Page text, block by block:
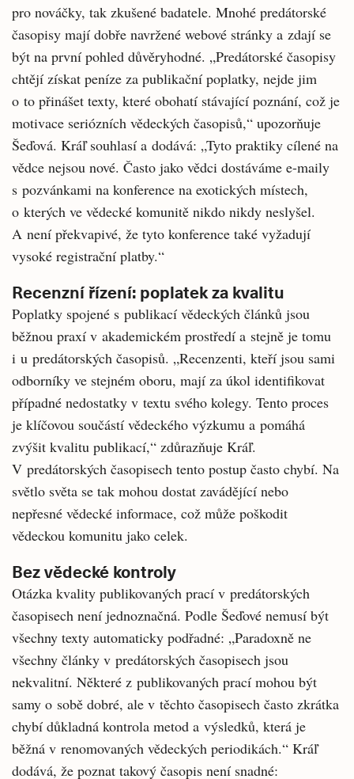
pro nováčky, tak zkušené badatele. Mnohé predátorské
časopisy mají dobře navržené webové stránky a zdají se
být na první pohled důvěryhodné. „Predátorské časopisy
chtějí získat peníze za publikační poplatky, nejde jim
o to přinášet texty, které obohatí stávající poznání, což je
motivace seriózních vědeckých časopisů,“ upozorňuje
Šeďová. Kráľ souhlasí a dodává: „Tyto praktiky cílené na
vědce nejsou nové. Často jako vědci dostáváme e-maily
s pozvánkami na konference na exotických místech,
o kterých ve vědecké komunitě nikdo nikdy neslyšel.
A není překvapivé, že tyto konference také vyžadují
vysoké registrační platby.“
Recenzní řízení: poplatek za kvalitu
Poplatky spojené s publikací vědeckých článků jsou
běžnou praxí v akademickém prostředí a stejně je tomu
i u predátorských časopisů. „Recenzenti, kteří jsou sami
odborníky ve stejném oboru, mají za úkol identifikovat
případné nedostatky v textu svého kolegy. Tento proces
je klíčovou součástí vědeckého výzkumu a pomáhá
zvýšit kvalitu publikací,“ zdůrazňuje Kráľ.
V predátorských časopisech tento postup často chybí. Na
světlo světa se tak mohou dostat zavádějící nebo
nepřesné vědecké informace, což může poškodit
vědeckou komunitu jako celek.
Bez vědecké kontroly
Otázka kvality publikovaných prací v predátorských
časopisech není jednoznačná. Podle Šeďové nemusí být
všechny texty automaticky podřadné: „Paradoxně ne
všechny články v predátorských časopisech jsou
nekvalitní. Některé z publikovaných prací mohou být
samy o sobě dobré, ale v těchto časopisech často zkrátka
chybí důkladná kontrola metod a výsledků, která je
běžná v renomovaných vědeckých periodikách.“ Kráľ
dodává, že poznat takový časopis není snadné: